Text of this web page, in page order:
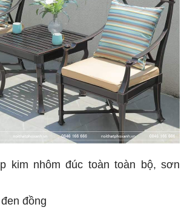
kim nhôm đúc toàn toàn bộ, sơn
đồng